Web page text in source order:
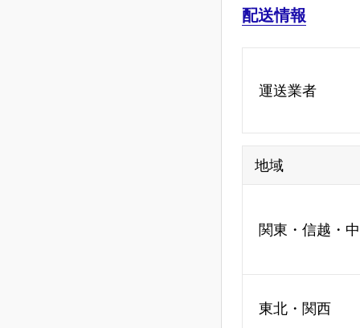
配送情報
運送業者
地域
関東・信越・
東北・関西